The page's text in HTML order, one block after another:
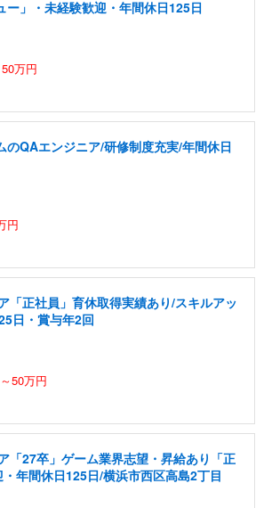
ー」・未経験歓迎・年間休日125日
万円
のQAエンジニア/研修制度充実/年間休日
円
「正社員」育休取得実績あり/スキルアッ
日・賞与年2回
50万円
「27卒」ゲーム業界志望・昇給あり「正
年間休日125日/横浜市西区高島2丁目